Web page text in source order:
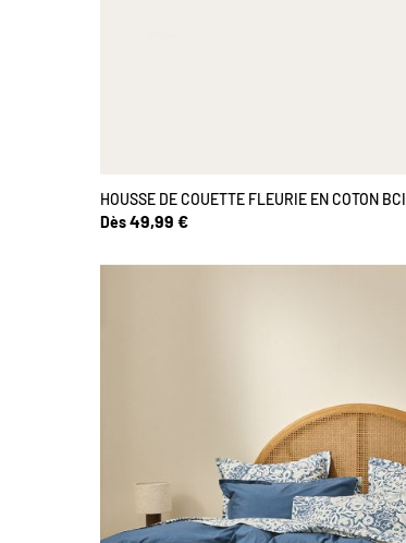
HOUSSE DE COUETTE FLEURIE EN COTON BCI
Dès49,99 €